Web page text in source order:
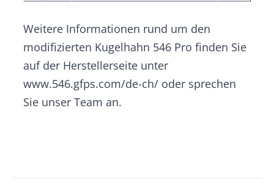
Weitere Informationen rund um den
modifizierten Kugelhahn 546 Pro finden Sie
auf der Herstellerseite unter
www.546.gfps.com/de-ch/ oder sprechen
Sie unser Team an.